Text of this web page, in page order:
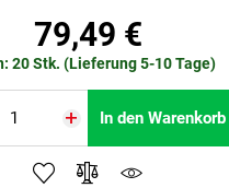
79,49 €
20 Stk. (Lieferung 5-10 Tage)
In den Warenkorb